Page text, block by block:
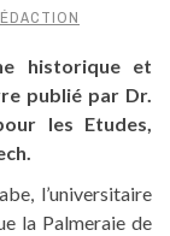
historique et
publié par Dr.
les Etudes,
l’universitaire
la Palmeraie de